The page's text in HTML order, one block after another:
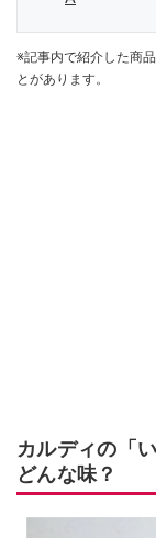
※記事内で紹介した商
とがあります。
カルディの「
どんな味？